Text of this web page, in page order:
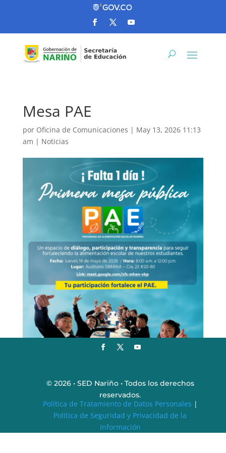
Mesa PAE
por Oficina de Comunicaciones | May 13, 2026 11:13
am | Noticias
© 2026 • SED Nariño • Todos los derechos
reservados.
Política de Tratamiento de Datos Personales |
Política de Seguridad y Privacidad de la
Información